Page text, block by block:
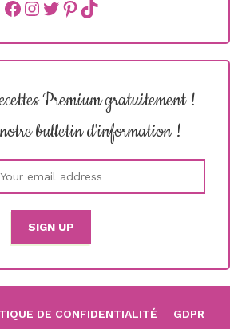
Facebook
instagram
Twitter
Pinterest
TikTok
Premium gratuitement !
bulletin d'information !
DE CONFIDENTIALITÉ GDPR